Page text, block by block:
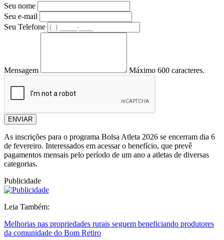
Seu nome
Seu e-mail
Seu Telefone
Mensagem Máximo 600 caracteres.
ENVIAR
As inscrições para o programa Bolsa Atleta 2026 se encerram dia 6
de fevereiro. Interessados em acessar o benefício, que prevê
pagamentos mensais pelo período de um ano a atletas de diversas
categorias.
Publicidade
Leia Também:
Melhorias nas propriedades rurais seguem beneficiando produtores
da comunidade do Bom Retiro